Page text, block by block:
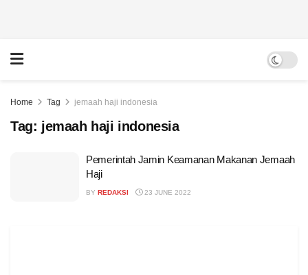
Home Tag jemaah haji indonesia
Tag: jemaah haji indonesia
Pemerintah Jamin Keamanan Makanan Jemaah
Haji
BY REDAKSI 23 JUNE 2022